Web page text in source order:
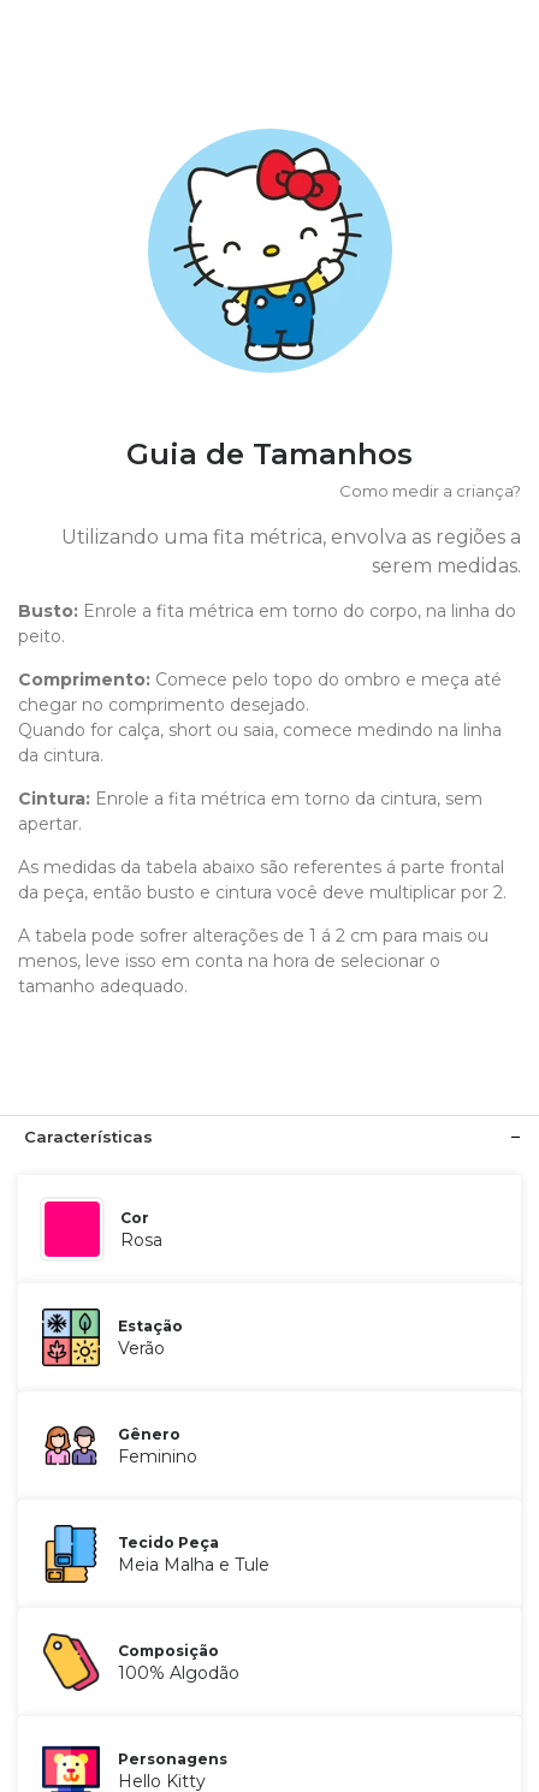
Guia de Tamanhos
Como medir a criança?
Utilizando uma fita métrica, envolva as regiões a
serem medidas.
Busto: Enrole a fita métrica em torno do corpo, na linha do
peito.
Comprimento: Comece pelo topo do ombro e meça até
chegar no comprimento desejado.
Quando for calça, short ou saia, comece medindo na linha
da cintura.
Cintura: Enrole a fita métrica em torno da cintura, sem
apertar.
As medidas da tabela abaixo são referentes á parte frontal
da peça, então busto e cintura você deve multiplicar por 2.
A tabela pode sofrer alterações de 1 á 2 cm para mais ou
menos, leve isso em conta na hora de selecionar o
tamanho adequado.
Características
Cor
Rosa
Estação
Verão
Gênero
Feminino
Tecido Peça
Meia Malha e Tule
Composição
100% Algodão
Personagens
Hello Kitty